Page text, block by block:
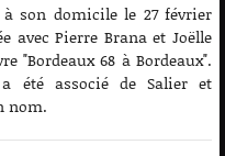
son domicile le 27 février
avec Pierre Brana et Joëlle
"Bordeaux 68 à Bordeaux".
été associé de Salier et
nom.